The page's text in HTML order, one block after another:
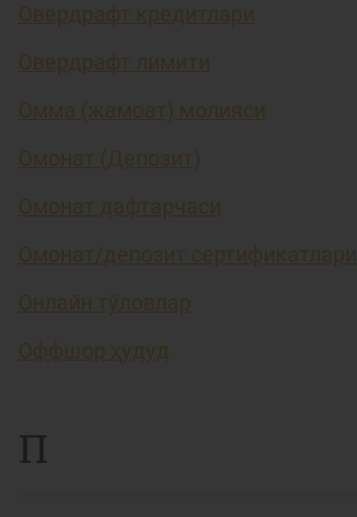
Овердрафт кредитлари
Овердрафт лимити
Омма (жамоат) молияси
Омонат (Депозит)
Омонат дафтарчаси
Омонат/депозит сертификатлари
Онлайн тўловлар
Оффшор ҳудуд
П